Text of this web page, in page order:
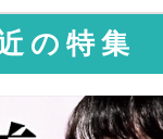
の特集